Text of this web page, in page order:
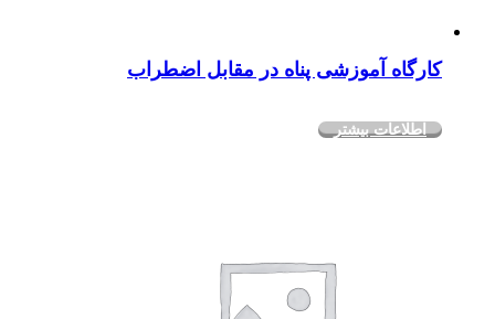
کارگاه آموزشی پناه در مقابل اضطراب
اطلاعات بیشتر